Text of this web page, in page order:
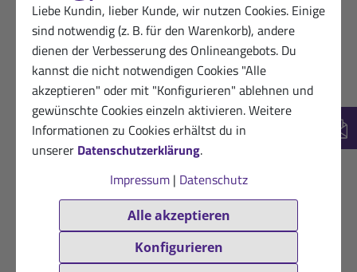
Liebe Kundin, lieber Kunde, wir nutzen Cookies. Einige
sind notwendig (z. B. für den Warenkorb), andere
dienen der Verbesserung des Onlineangebots. Du
kannst die nicht notwendigen Cookies "Alle
akzeptieren" oder mit "Konfigurieren" ablehnen und
gewünschte Cookies einzeln aktivieren. Weitere
Informationen zu Cookies erhältst du in
unserer Datenschutzerklärung.
Impressum| Datenschutz
Alle akzeptieren
Konfigurieren
4.89von 5 Sternen
(55 Bewertungen)
Energie Reis-Riegel
Mango: 20er-Packung (1
kg)
28,00 €
(1000g / 1 kg = 28,00 €)
4.1von 5 Sternen
(20 Bewertungen)
Protein-Riegel 32 %
Crispy Cappuccino: 35-g-
Riegel
statt1,70 €nur
1,50 €